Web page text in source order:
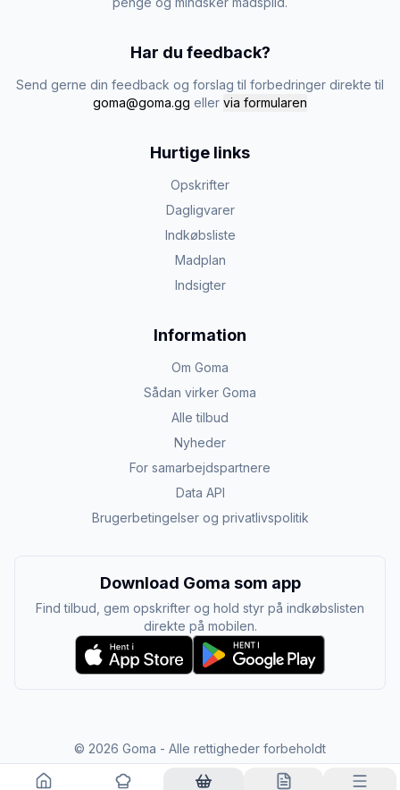
Har du feedback?
Send gerne din feedback og forslag til forbedringer direkte til
goma@goma.gg eller via formularen
Hurtige links
Opskrifter
Dagligvarer
Indkøbsliste
Madplan
Indsigter
Information
Om Goma
Sådan virker Goma
Alle tilbud
Nyheder
For samarbejdspartnere
Data API
Brugerbetingelser og privatlivspolitik
Download Goma som app
Find tilbud, gem opskrifter og hold styr på indkøbslisten
direkte på mobilen.
© 2026 Goma - Alle rettigheder forbeholdt